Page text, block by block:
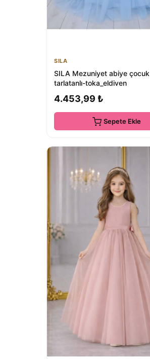
SILA
SILA Mezuniyet abiye çocuk
tarlatanlı-toka_eldiven
4.453,99 ₺
Sepete Ekle